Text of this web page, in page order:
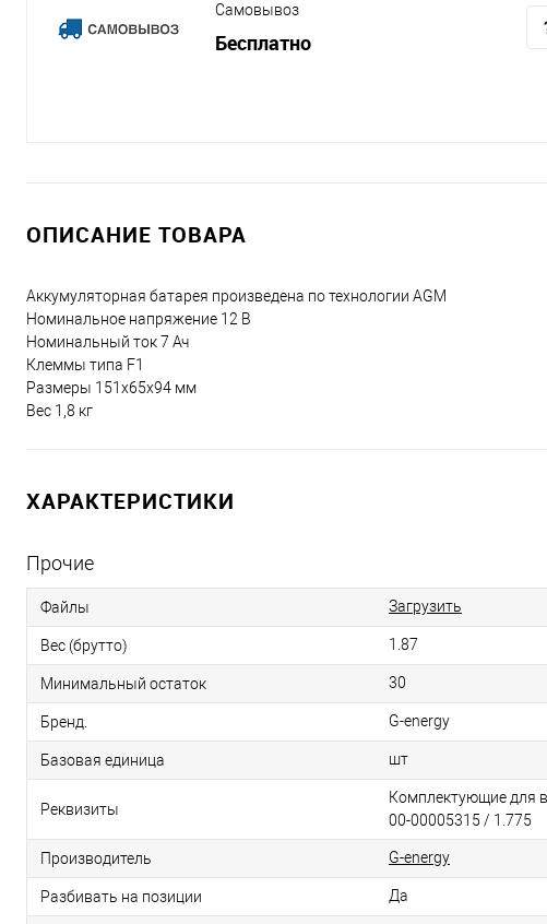
Самовывоз
Бесплатно
ОПИСАНИЕ ТОВАРА
Аккумуляторная батарея произведена по технологии AGM
Номинальное напряжение 12 В
Номинальный ток 7 Ач
Клеммы типа F1
Размеры 151x65x94 мм
Вес 1,8 кг
ХАРАКТЕРИСТИКИ
Прочие
Файлы Загрузить
Вес (брутто) 1.87
Минимальный остаток 30
Бренд. G-energy
Базовая единица шт
Реквизиты
Комплектующие для
00-00005315 / 1.775
Производитель G-energy
Разбивать на позиции Да